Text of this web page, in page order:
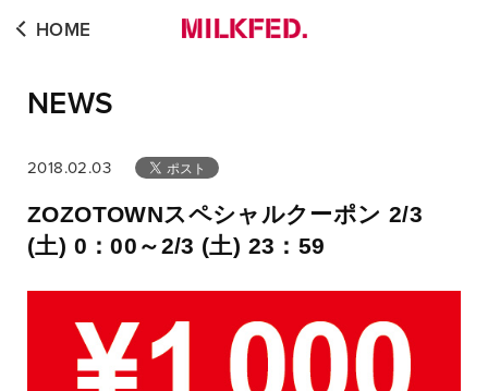
NEWS
HOME
2018.02.03
ZOZOTOWNスペシャルクーポン 2/3
(土) 0：00～2/3 (土) 23：59